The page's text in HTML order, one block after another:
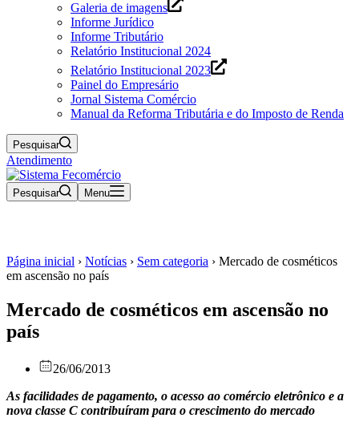
Galeria de imagens
Informe Jurídico
Informe Tributário
Relatório Institucional 2024
Relatório Institucional 2023
Painel do Empresário
Jornal Sistema Comércio
Manual da Reforma Tributária e do Imposto de Renda
Pesquisar
Atendimento
Pesquisar Menu
Página inicial › Notícias › Sem categoria › Mercado de cosméticos
em ascensão no país
Mercado de cosméticos em ascensão no
país
26/06/2013
As facilidades de pagamento, o acesso ao comércio eletrônico e a
nova classe C contribuíram para o crescimento do mercado